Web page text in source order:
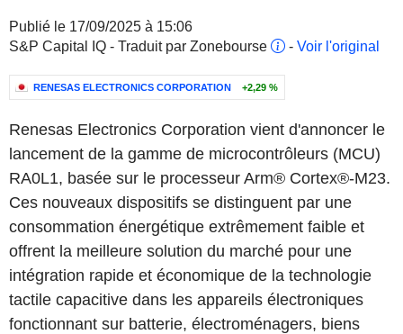
Publié le 17/09/2025 à 15:06
S&P Capital IQ - Traduit par Zonebourse
- Voir l'original
RENESAS ELECTRONICS CORPORATION +2,29 %
Renesas Electronics Corporation vient d'annoncer le
lancement de la gamme de microcontrôleurs (MCU)
RA0L1, basée sur le processeur Arm® Cortex®-M23.
Ces nouveaux dispositifs se distinguent par une
consommation énergétique extrêmement faible et
offrent la meilleure solution du marché pour une
intégration rapide et économique de la technologie
tactile capacitive dans les appareils électroniques
fonctionnant sur batterie, électroménagers, biens